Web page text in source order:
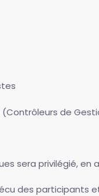
de
sera privilégié,
des participants